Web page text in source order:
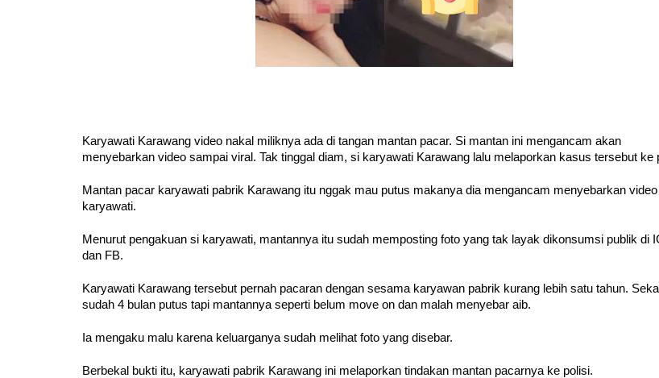
Karyawati Karawang video nakal miliknya ada di tangan mantan pacar. Si mantan ini mengancam akan
menyebarkan video sampai viral. Tak tinggal diam, si karyawati Karawang lalu melaporkan kasus tersebut ke
Mantan pacar karyawati pabrik Karawang itu nggak mau putus makanya dia mengancam menyebarkan
karyawati.
Menurut pengakuan si karyawati, mantannya itu sudah memposting foto yang tak layak dikonsumsi publik di
dan FB.
Karyawati Karawang tersebut pernah pacaran dengan sesama karyawan pabrik kurang lebih satu tahun.
sudah 4 bulan putus tapi mantannya seperti belum move on dan malah menyebar aib.
Ia mengaku malu karena keluarganya sudah melihat foto yang disebar.
Berbekal bukti itu, karyawati pabrik Karawang ini melaporkan tindakan mantan pacarnya ke polisi.